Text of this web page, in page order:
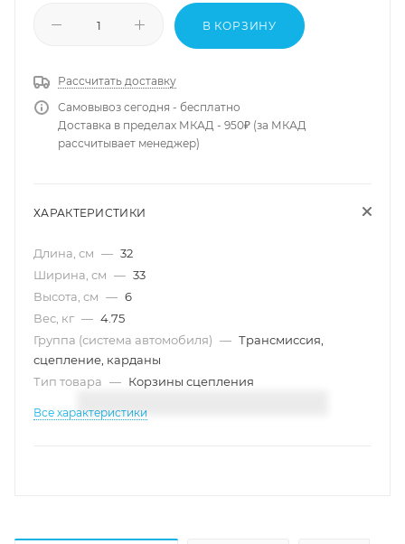
В КОРЗИНУ
Рассчитать доставку
Самовывоз сегодня - бесплатно
Доставка в пределах МКАД - 950₽ (за МКАД
рассчитывает менеджер)
ХАРАКТЕРИСТИКИ
Длина, см — 32
Ширина, см — 33
Высота, см — 6
Вес, кг — 4.75
Группа (система автомобиля) — Трансмиссия,
сцепление, карданы
Тип товара — Корзины сцепления
Все характеристики